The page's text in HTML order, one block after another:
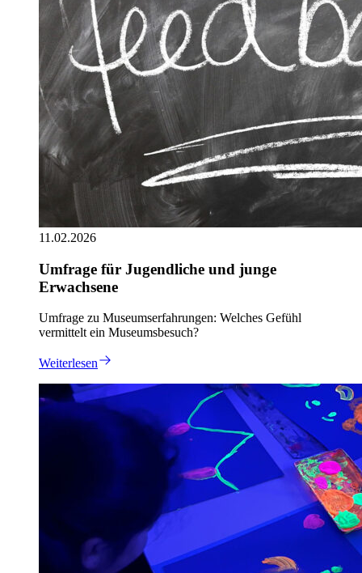
11.02.2026
Umfrage für Jugendliche und junge
Erwachsene
Umfrage zu Museumserfahrungen: Welches Gefühl
vermittelt ein Museumsbesuch?
Weiterlesen